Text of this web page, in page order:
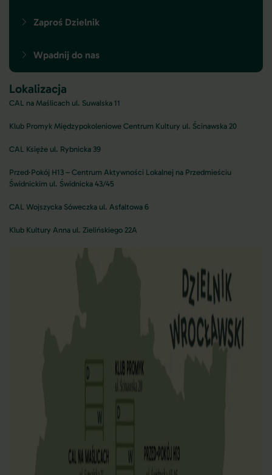
Zaproś Dzielnik
Wpadnij do nas
Lokalizacja
CAL na Maślicach ul. Suwalska 11
Klub Promyk Międzypokoleniowe Centrum Kultury ul. Ścinawska 20
CAL Księże ul. Rybnicka 39
Przed·Pokój H13 – Centrum Aktywności Lokalnej na Przedmieściu
Świdnickim ul. Świdnicka 43/45
CAL Wojszycka Sóweczka ul. Asfaltowa 6
Klub Kultury Anna ul. Zielińskiego 22A